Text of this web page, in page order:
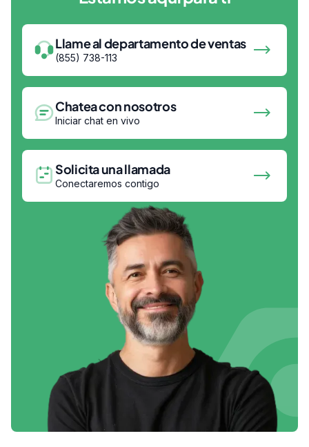
Llame al departamento de ventas
(855) 738-113
Chatea con nosotros
Iniciar chat en vivo
Solicita una llamada
Conectaremos contigo